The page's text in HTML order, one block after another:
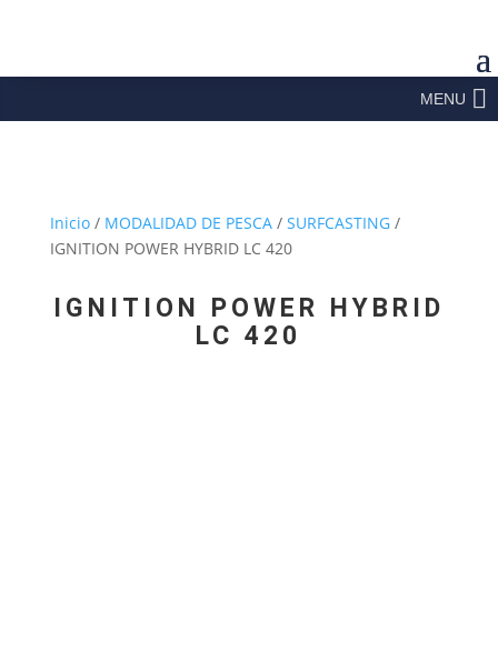
MENU
Inicio/ MODALIDAD DE PESCA/ SURFCASTING/
IGNITION POWER HYBRID LC 420
IGNITION POWER HYBRID
LC 420